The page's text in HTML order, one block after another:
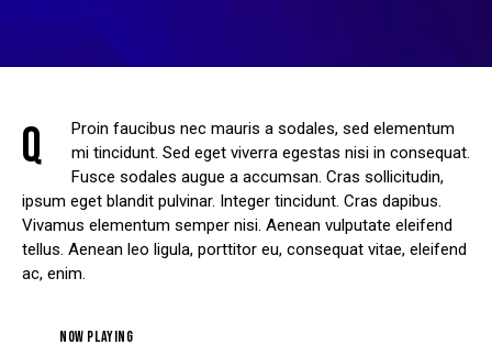
Q
Proin faucibus nec mauris a sodales, sed elementum
mi tincidunt. Sed eget viverra egestas nisi in consequat.
Fusce sodales augue a accumsan. Cras sollicitudin,
ipsum eget blandit pulvinar. Integer tincidunt. Cras dapibus.
Vivamus elementum semper nisi. Aenean vulputate eleifend
tellus. Aenean leo ligula, porttitor eu, consequat vitae, eleifend
ac, enim.
NOW PLAYING